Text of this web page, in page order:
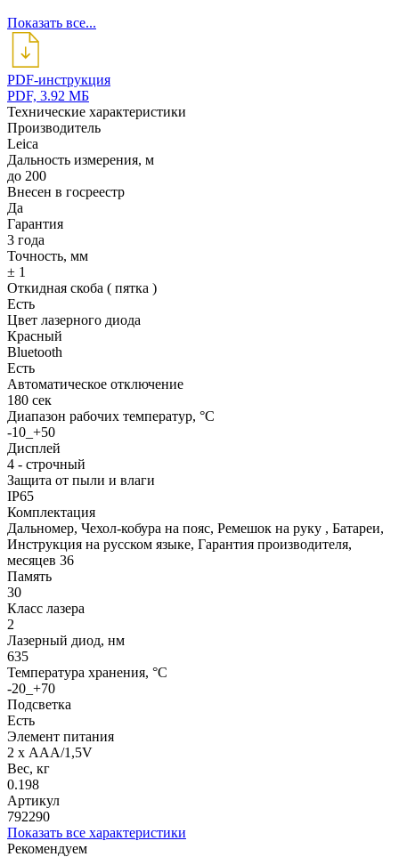
Показать все...
PDF-инструкция
PDF, 3.92 МБ
Технические характеристики
Производитель
Leica
Дальность измерения, м
до 200
Внесен в госреестр
Да
Гарантия
3 года
Точность, мм
± 1
Откидная скоба ( пятка )
Есть
Цвет лазерного диода
Красный
Bluetooth
Есть
Автоматическое отключение
180 сек
Диапазон рабочих температур, °С
-10_+50
Дисплей
4 - строчный
Защита от пыли и влаги
IP65
Комплектация
Дальномер, Чехол-кобура на пояс, Ремешок на руку , Батареи,
Инструкция на русском языке, Гарантия производителя,
месяцев 36
Память
30
Класс лазера
2
Лазерный диод, нм
635
Температура хранения, °C
-20_+70
Подсветка
Есть
Элемент питания
2 x ААА/1,5V
Вес, кг
0.198
Артикул
792290
Показать все характеристики
Рекомендуем